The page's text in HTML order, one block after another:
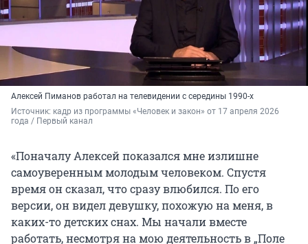
Алексей Пиманов работал на телевидении с середины 1990-х
Источник: кадр из программы «Человек и закон» от 17 апреля 2026
года / Первый канал
«Поначалу Алексей показался мне излишне
самоуверенным молодым человеком. Спустя
время он сказал, что сразу влюбился. По его
версии, он видел девушку, похожую на меня, в
каких-то детских снах. Мы начали вместе
работать, несмотря на мою деятельность в „Поле